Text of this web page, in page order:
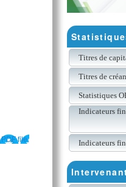
file.
Titres de
Titres de
Statistiques
Indicateurs
Indicateurs